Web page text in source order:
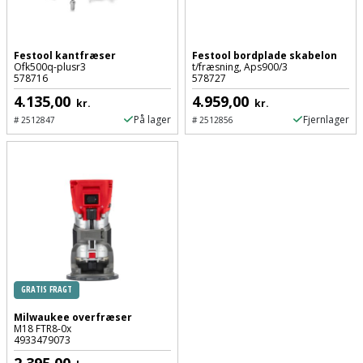
Sternbeklædning
Tag
og
tagplader
Terrassebrædder
Terrasseopklodsning
Træ
Vinduer
Palleløfter
Polsøger
Profilsaks
Reb
og
Renseservietter
Sækkelukker
Saks
Industristøvsuger
Kantfræser
Kantlimer
Kantlimertilbehør
geringssav
Kerneboremaskine
Klammepistol
Klippeværktøj
Kombokit
Højbede
Højtaler
Hylder
Jagt
og
Klæbesøm
Køkkenudstyr
Festool kantfræser
Ofk500q-plusr3
578716
4.135,00 kr.
#2512847 På lager
Festool bordplade skabelon
t/fræsning, Aps900/3
578727
4.959,00 kr.
#2512856 Fjernlager
GRATIS FRAGT
Milwaukee overfræser
M18 FTR8-0x
4933479073